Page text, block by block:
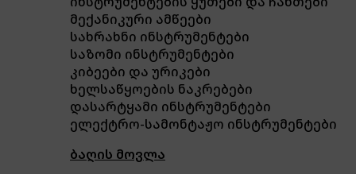
მექანიკური ამწეები
სახრახნი ინსტრუმენტები
საზომი ინსტრუმენტები
კიბეები და ურიკები
ხელსაწყოების ნაკრებები
დასარტყამი ინსტრუმენტები
ელექტრო-სამონტაჟო ინსტრუმენტები
ბაღის მოვლა